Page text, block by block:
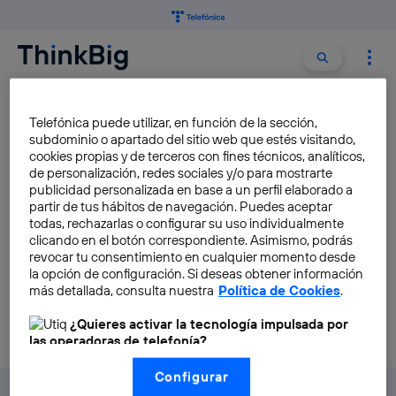
Buscar
MÚSICA CLÁSICA
Telefónica se adentra en la
música clásica con un nuevo
programa de emprendimiento
Fernando Mateos
Telefónica puede utilizar, en función de la sección,
subdominio o apartado del sitio web que estés visitando,
cookies propias y de terceros con fines técnicos, analíticos,
de personalización, redes sociales y/o para mostrarte
publicidad personalizada en base a un perfil elaborado a
partir de tus hábitos de navegación. Puedes aceptar
todas, rechazarlas o configurar su uso individualmente
clicando en el botón correspondiente. Asimismo, podrás
revocar tu consentimiento en cualquier momento desde
la opción de configuración. Si deseas obtener información
más detallada, consulta nuestra Política de Cookies.
¿Quieres activar la tecnología impulsada por
las operadoras de telefonía?
Nosotros, Telefónica S.A., utilizamos la tecnología Utiq para
realizar nuestras acciones de marketing digital o análisis
Configurar